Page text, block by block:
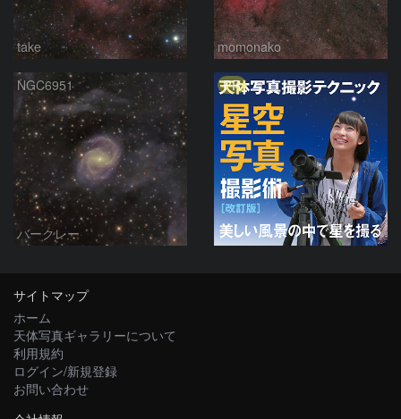
take momonako
NGC6951
バークレー
PR
サイトマップ
ホーム
天体写真ギャラリーについて
利用規約
ログイン/新規登録
お問い合わせ